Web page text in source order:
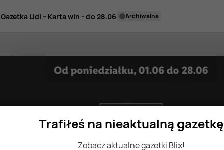
Trafiłeś na nieaktualną gazetkę
Zobacz aktualne gazetki Blix!
Gazetka Lidl - Karta win - do 28.06 archiwalna